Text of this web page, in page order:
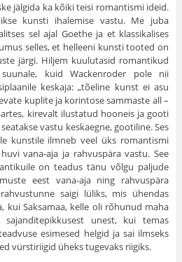
jälgida ka kõiki teisi romantismi ideid.
kunsti ihalemise vastu. Me juba
sel ajal Goethe ja et klassikalises
selles, et helleeni kunsti tooted on
järgi. Hiljem kuulutasid romantikud
kuid Wackenroder pole nii
keskaja: „tõeline kunst ei asu
kup­lite ja korintose sammaste all –
kirevalt ilustatud hooneis ja gooti
vastu keskaegne, gootiline. Ses
kunstile ilmneb veel üks romantismi
vana-aja ja rahvuspära vastu. See
on teadus tänu võlgu paljude
eest vana-aja ning rahvuspära
saigi lüliks, mis ühendas
kui Saksamaa, kelle oli rõhunud maha
sajanditepikkusest unest, kui temas
esimesed helgid ja sai ilmseks
vürstiriigid üheks tugevaks riigiks.